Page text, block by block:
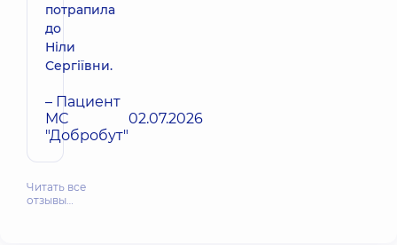
потрапила
до
Ніли
Сергіївни.
– Пациент
МС
"Добробут"
02.07.2026
Читать все
отзывы…